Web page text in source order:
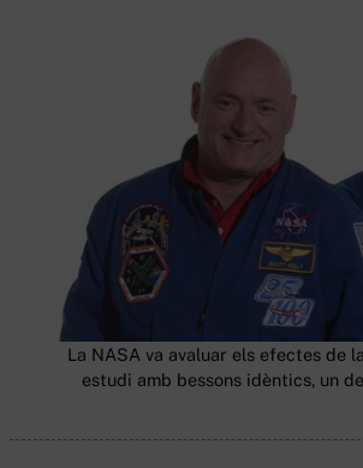
La NASA va avaluar els efectes de
estudi amb bessons idèntics, un